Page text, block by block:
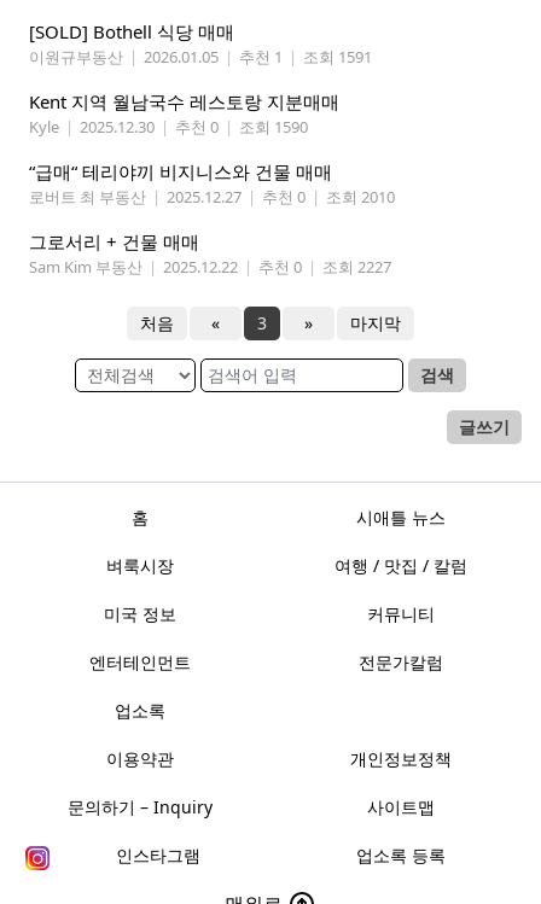
[SOLD] Bothell 식당 매매
이원규부동산 | 2026.01.05 | 추천 1 | 조회 1591
Kent 지역 월남국수 레스토랑 지분매매
Kyle | 2025.12.30 | 추천 0 | 조회 1590
“급매“ 테리야끼 비지니스와 건물 매매
로버트 최 부동산 | 2025.12.27 | 추천 0 | 조회 2010
그로서리 + 건물 매매
Sam Kim 부동산 | 2025.12.22 | 추천 0 | 조회 2227
처음 « 3 » 마지막
검색
글쓰기
홈 시애틀 뉴스
벼룩시장 여행 / 맛집 / 칼럼
미국 정보 커뮤니티
엔터테인먼트 전문가칼럼
업소록
이용약관 개인정보정책
문의하기 – Inquiry 사이트맵
인스타그램 업소록 등록